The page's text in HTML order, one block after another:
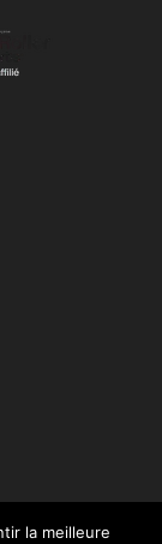
la meilleure